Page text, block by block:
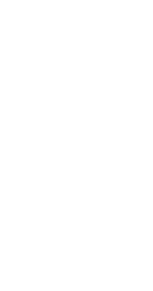
von Inhalten
durch Statistiken oder Kombinationen von
der Angebote